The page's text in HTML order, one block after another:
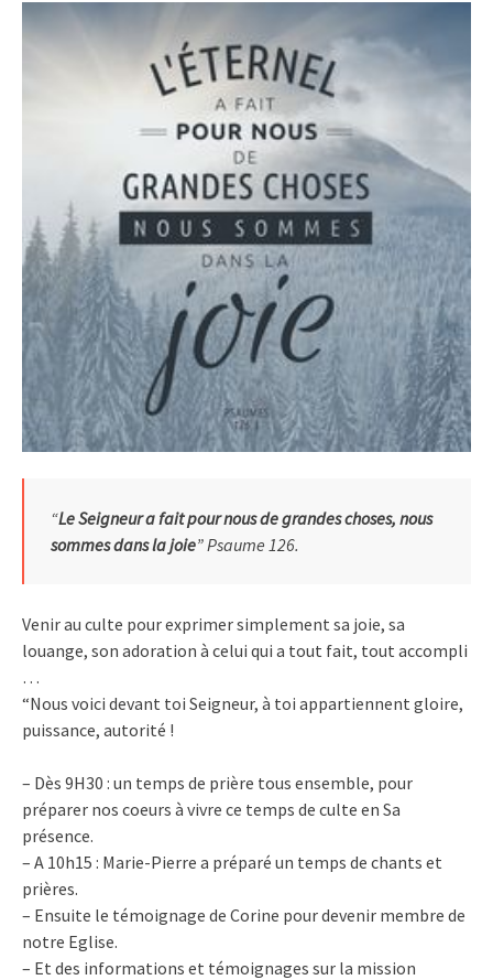
“Le Seigneur a fait pour nous de grandes choses, nous
sommes dans la joie” Psaume 126.
Venir au culte pour exprimer simplement sa joie, sa
louange, son adoration à celui qui a tout fait, tout accompli
…
“Nous voici devant toi Seigneur, à toi appartiennent gloire,
puissance, autorité !
– Dès 9H30 : un temps de prière tous ensemble, pour
préparer nos coeurs à vivre ce temps de culte en Sa
présence.
– A 10h15 : Marie-Pierre a préparé un temps de chants et
prières.
– Ensuite le témoignage de Corine pour devenir membre de
notre Eglise.
– Et des informations et témoignages sur la mission